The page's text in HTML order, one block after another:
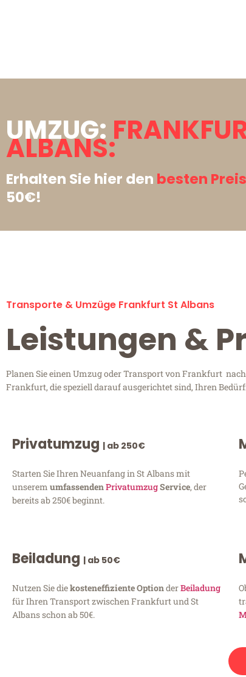
UMZUG:
ALBANS:
Erhalten Sie hier den besten Preis
50€!
Transporte & Umzüge Frankfurt St Albans
Leistungen &
Planen Sie einen Umzug oder Transport von Frankfurt
Frankfurt, die speziell darauf ausgerichtet sind, Ihren
Privatumzug | ab 250€
Starten Sie Ihren Neuanfang in St Albans mit
unserem umfassendenPrivatumzugService, der
bereits ab 250€ beginnt.
Beiladung | ab 50€
Nutzen Sie diekosteneffiziente OptionderBeiladung
für Ihren Transport zwischen Frankfurt und St
Albans schon ab 50€.